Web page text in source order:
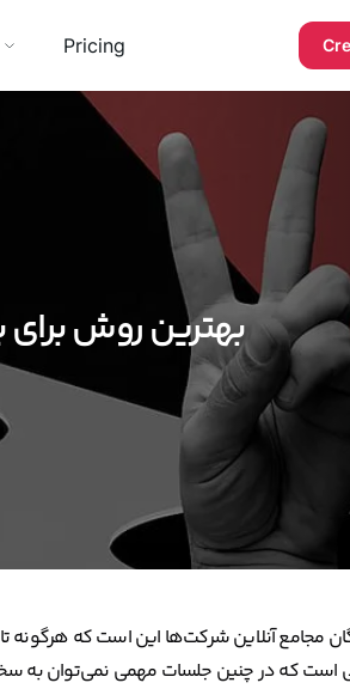
Pricing
بهترین روش
مجامع آنلاین شرکت‌ها این است که
است که در چنین جلسات مهمی نمی‌توان به